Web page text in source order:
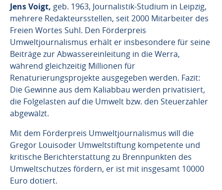
Jens Voigt, geb. 1963, Journalistik-Studium in Leipzig,
mehrere Redakteursstellen, seit 2000 Mitarbeiter des
Freien Wortes Suhl. Den Förderpreis
Umweltjournalismus erhält er insbesondere für seine
Beiträge zur Abwassereinleitung in die Werra,
während gleichzeitig Millionen für
Renaturierungsprojekte ausgegeben werden. Fazit:
Die Gewinne aus dem Kaliabbau werden privatisiert,
die Folgelasten auf die Umwelt bzw. den Steuerzahler
abgewälzt.
Mit dem Förderpreis Umweltjournalismus will die
Gregor Louisoder Umweltstiftung kompetente und
kritische Berichterstattung zu Brennpunkten des
Umweltschutzes fördern, er ist mit insgesamt 10000
Euro dotiert.